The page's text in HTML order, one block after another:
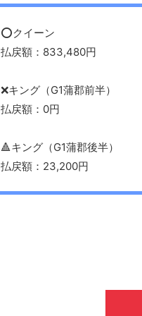
⭕️クイーン
払戻額：833,480円
❌キング（G1蒲郡前半）
払戻額：0円
🔺キング（G1蒲郡後半）
払戻額：23,200円